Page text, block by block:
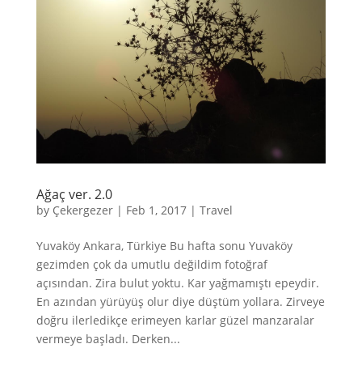
Ağaç ver. 2.0
by Çekergezer| Feb 1, 2017| Travel
Yuvaköy Ankara, Türkiye Bu hafta sonu Yuvaköy
gezimden çok da umutlu değildim fotoğraf
açısından. Zira bulut yoktu. Kar yağmamıştı epeydir.
En azından yürüyüş olur diye düştüm yollara. Zirveye
doğru ilerledikçe erimeyen karlar güzel manzaralar
vermeye başladı. Derken...